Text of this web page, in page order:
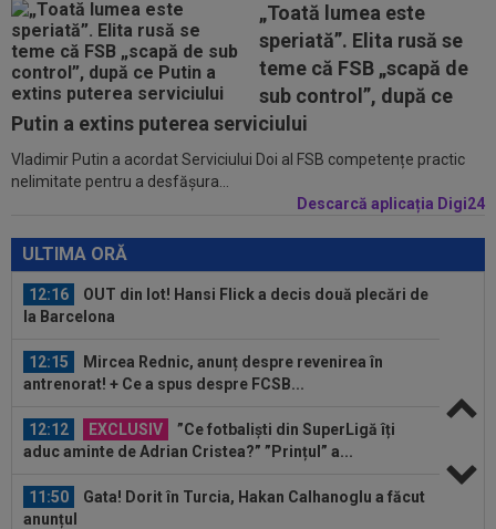
„Toată lumea este
speriată”. Elita rusă se
teme că FSB „scapă de
sub control”, după ce
Putin a extins puterea serviciului
Vladimir Putin a acordat Serviciului Doi al FSB competențe practic
nelimitate pentru a desfășura...
Descarcă aplicația Digi24
ULTIMA ORĂ
11:48
Universitatea Craiova - FC Argeș, LIVE VIDEO,
duminică, 21:30, DGS 1. Un...
11:42 VIDEO
Răspunsul lui Dan Petrescu pentru
MM Stoica și Gigi Becali, care îl vor la FCSB
12:36 EXCLUSIV
După mai bine de 25 de ani de
fotbal, Gigi Becali și-a dat seama ce trebuie să...
Campionatele Mondiale de Canotaj U19: patru...
12:16
OUT din lot! Hansi Flick a decis două plecări de
la Barcelona
12:15
Mircea Rednic, anunț despre revenirea în
antrenorat! + Ce a spus despre FCSB...
12:12 EXCLUSIV
”Ce fotbaliști din SuperLigă îți
aduc aminte de Adrian Cristea?” ”Prințul” a...
11:50
Gata! Dorit în Turcia, Hakan Calhanoglu a făcut
anunțul